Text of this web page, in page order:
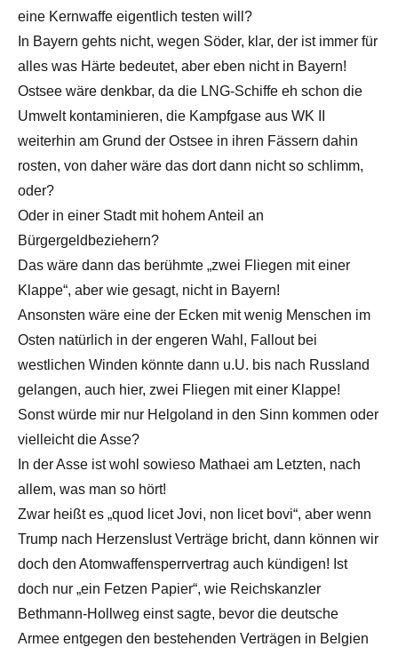
eine Kernwaffe eigentlich testen will?
In Bayern gehts nicht, wegen Söder, klar, der ist immer für
alles was Härte bedeutet, aber eben nicht in Bayern!
Ostsee wäre denkbar, da die LNG-Schiffe eh schon die
Umwelt kontaminieren, die Kampfgase aus WK II
weiterhin am Grund der Ostsee in ihren Fässern dahin
rosten, von daher wäre das dort dann nicht so schlimm,
oder?
Oder in einer Stadt mit hohem Anteil an
Bürgergeldbeziehern?
Das wäre dann das berühmte „zwei Fliegen mit einer
Klappe“, aber wie gesagt, nicht in Bayern!
Ansonsten wäre eine der Ecken mit wenig Menschen im
Osten natürlich in der engeren Wahl, Fallout bei
westlichen Winden könnte dann u.U. bis nach Russland
gelangen, auch hier, zwei Fliegen mit einer Klappe!
Sonst würde mir nur Helgoland in den Sinn kommen oder
vielleicht die Asse?
In der Asse ist wohl sowieso Mathaei am Letzten, nach
allem, was man so hört!
Zwar heißt es „quod licet Jovi, non licet bovi“, aber wenn
Trump nach Herzenslust Verträge bricht, dann können wir
doch den Atomwaffensperrvertrag auch kündigen! Ist
doch nur „ein Fetzen Papier“, wie Reichskanzler
Bethmann-Hollweg einst sagte, bevor die deutsche
Armee entgegen den bestehenden Verträgen in Belgien